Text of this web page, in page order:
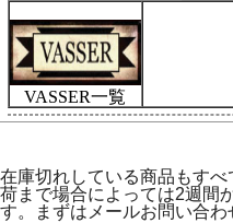
VASSER一覧
在庫切れしている商品もす
荷まで場合によっては2週間
す。まずはメールお問い合わ